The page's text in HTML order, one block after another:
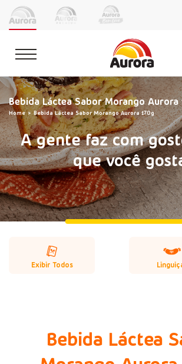
Bebida Láctea Sabor Morango Aurora
Home Bebida Láctea Sabor Morango Aurora 170g
A gente faz com
que você
Exibir Todos
Bebida Láctea